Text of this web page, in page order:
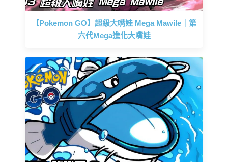
【Pokemon GO】超級大嘴娃 Mega Mawile｜第
六代Mega進化大嘴娃